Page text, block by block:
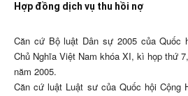
Hợp đồng dịch vụ thu hồi nợ
Căn cứ Bộ luật Dân sự 2005 của Quốc
Chủ Nghĩa Việt Nam khóa XI, kì họp thứ
năm 2005.
Căn cứ luật Luật sư của Quốc hội Cộng